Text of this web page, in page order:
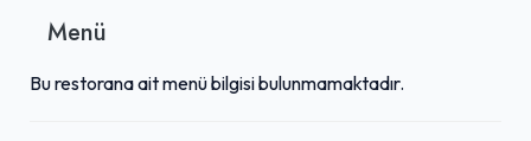
Menü
Bu restorana ait menü bilgisi bulunmamaktadır.